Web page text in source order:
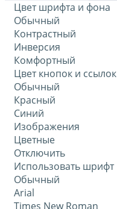
Цвет шрифта и фона
Обычный
Контрастный
Инверсия
Комфортный
Цвет кнопок и ссылок
Обычный
Красный
Синий
Изображения
Цветные
Отключить
Использовать шрифт
Обычный
Arial
Times New Roman